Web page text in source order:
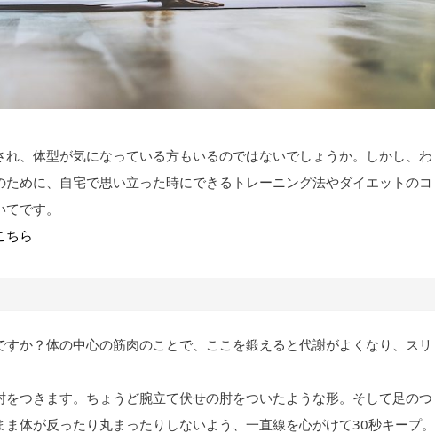
、体型が気になっている方もいるのではないでしょうか。しかし、わ
めに、自宅で思い立った時にできるトレーニング法やダイエットのコ
です。
ちら
か？体の中心の筋肉のことで、ここを鍛えると代謝がよくなり、スリ
つきます。ちょうど腕立て伏せの肘をついたような形。そして足のつ
体が反ったり丸まったりしないよう、一直線を心がけて30秒キープ。